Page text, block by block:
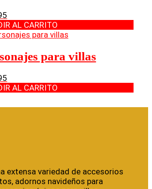
AL CARRITO
para villas
AL CARRITO
extensa variedad de accesorios
adornos navideños para